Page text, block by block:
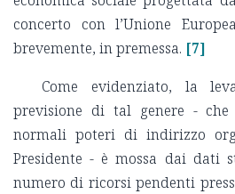
concerto con l’Unione
brevemente, in premessa. [7]
Come evidenziato, la
previsione di tal genere -
normali poteri di indirizzo
Presidente - è mossa dai dati
numero di ricorsi pendenti